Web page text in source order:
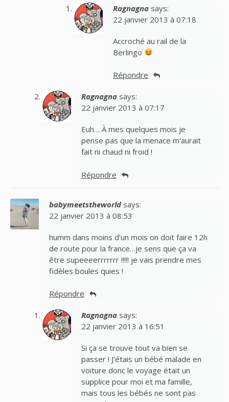
Ragnagna says:
22 janvier 2013 à 07:18
Accroché au rail de la
Berlingo
Répondre
Ragnagna says:
22 janvier 2013 à 07:17
Euh… À mes quelques mois je
pense pas que la menace m’aurait
fait ni chaud ni froid !
Répondre
babymeetstheworld says:
22 janvier 2013 à 08:53
humm dans moins d’un mois on doit faire 12h
de route pour la france…je sens que ça va
être supeeeerrrrrrr !!!!! je vais prendre mes
fidèles boules quies !
Répondre
Ragnagna says:
22 janvier 2013 à 16:51
Si ça se trouve tout va bien se
passer ! J’étais un bébé malade en
voiture donc le voyage était un
supplice pour moi et ma famille,
mais tous les bébés ne sont pas